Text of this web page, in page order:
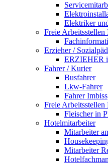
Elektriker
Freie Arbeitsstellen
Erzieher /
ERZIEHER
Fahrer / Kurier
Busfahrer
Lkw-Fahrer
Fahrer Imbiss
Freie Arbeitsstellen
Fleischer in
Hotelmitarbeiter
Mitarbeiter
Mitarbeiter